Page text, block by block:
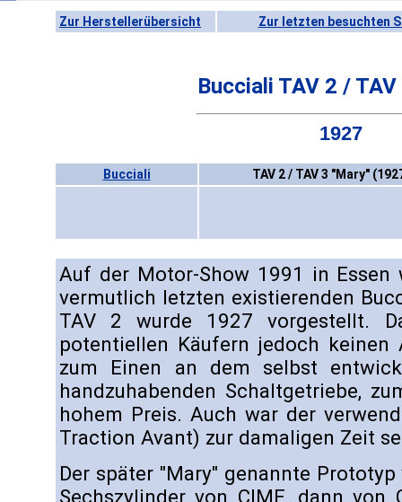
Zur Herstellerübersicht Zur letzten besuchten
Bucciali TAV 2 /
1927
Bucciali TAV 2 / TAV 3 "Mary"
Auf der Motor-Show 1991 in Essen
vermutlich letzten existierenden
TAV 2 wurde 1927 vorgestellt.
potentiellen Käufern jedoch keinen
zum Einen an dem selbst
handzuhabenden Schaltgetriebe,
hohem Preis. Auch war der
Traction Avant) zur damaligen Zeit
Der später "Mary" genannte
Sechszylinder von CIME, dann von